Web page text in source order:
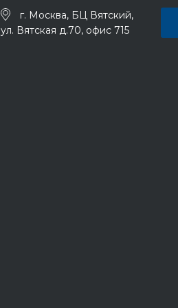
г. Москва, БЦ Вятский,
ул. Вятская д.70, офис 715